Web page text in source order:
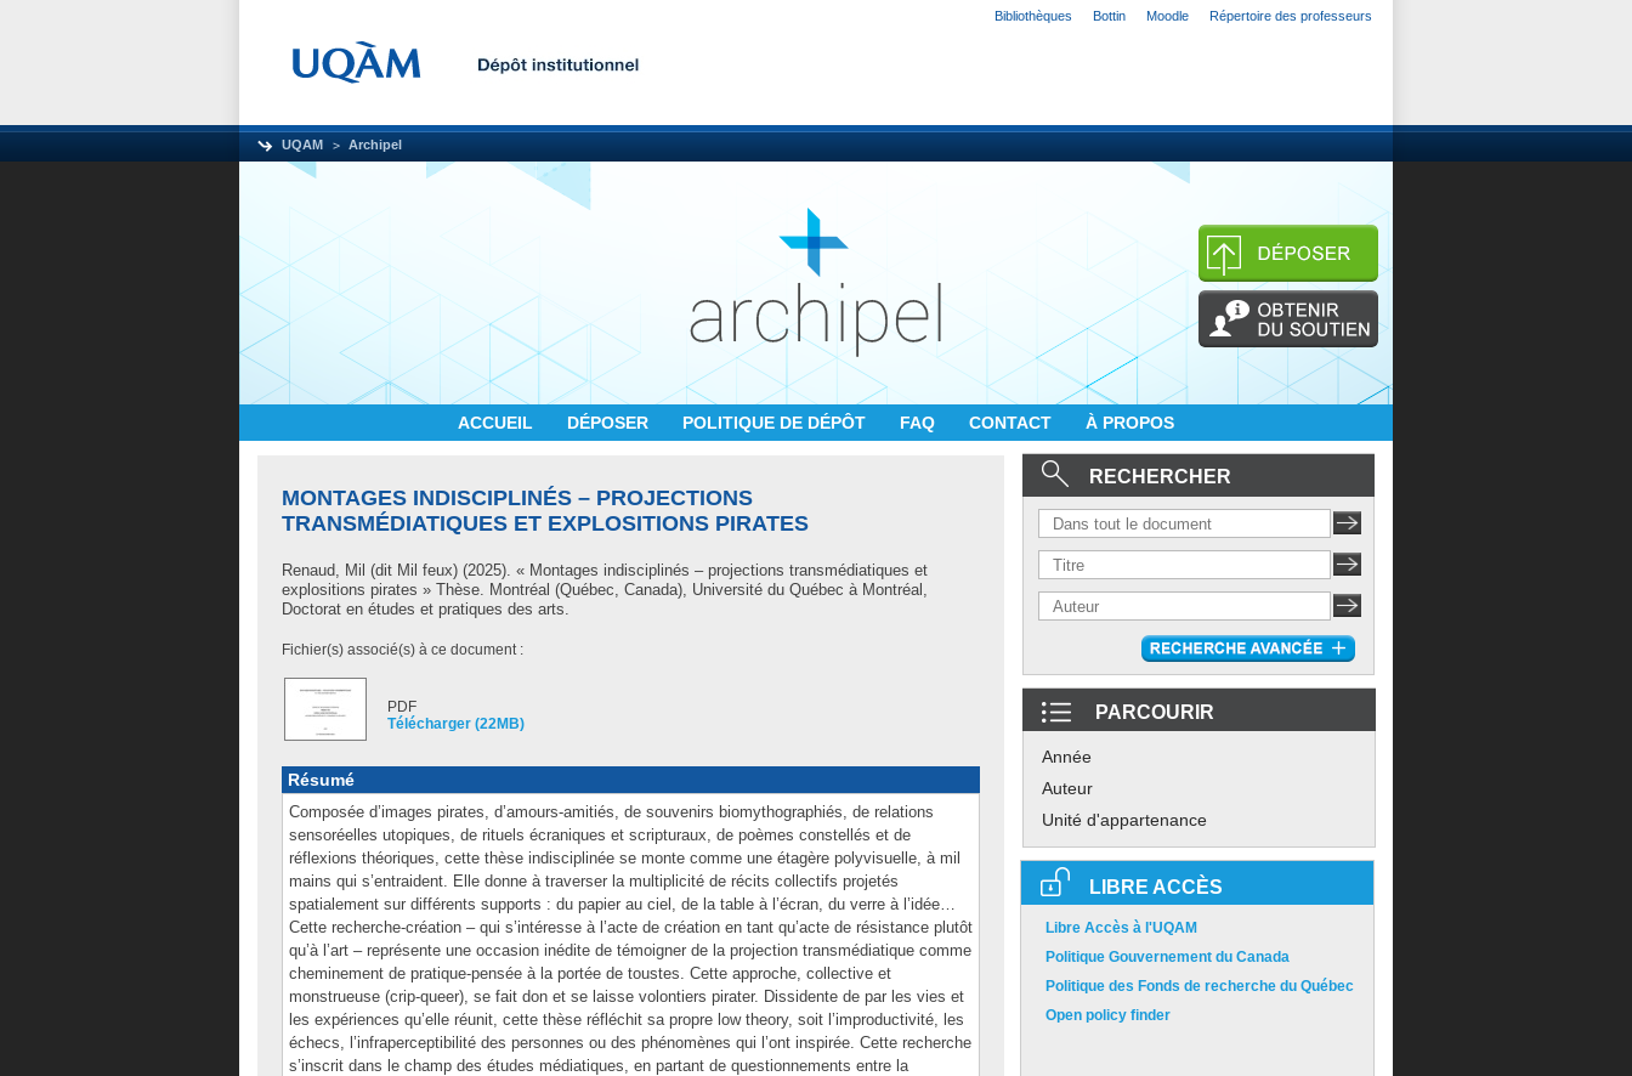
Bibliothèques Bottin Moodle Répertoire des professeurs
UQAM Archipel
ACCUEIL DÉPOSER POLITIQUE DE DÉPÔT FAQ CONTACT À PROPOS
MONTAGES INDISCIPLINÉS – PROJECTIONS
TRANSMÉDIATIQUES ET EXPLOSITIONS PIRATES
Renaud, Mil (dit Mil feux) (2025). « Montages indisciplinés – projections transmédiatiques et
explositions pirates » Thèse. Montréal (Québec, Canada), Université du Québec à Montréal,
Doctorat en études et pratiques des arts.
Fichier(s) associé(s) à ce document :
PDF
Télécharger (22MB)
Résumé
Composée d’images pirates, d’amours-amitiés, de souvenirs biomythographiés, de relations
sensoréelles utopiques, de rituels écraniques et scripturaux, de poèmes constellés et de
réflexions théoriques, cette thèse indisciplinée se monte comme une étagère polyvisuelle, à mil
mains qui s’entraident. Elle donne à traverser la multiplicité de récits collectifs projetés
spatialement sur différents supports : du papier au ciel, de la table à l’écran, du verre à l’idée…
Cette recherche-création – qui s’intéresse à l’acte de création en tant qu’acte de résistance plutôt
qu’à l’art – représente une occasion inédite de témoigner de la projection transmédiatique comme
cheminement de pratique-pensée à la portée de toustes. Cette approche, collective et
monstrueuse (crip-queer), se fait don et se laisse volontiers pirater. Dissidente de par les vies et
les expériences qu’elle réunit, cette thèse réfléchit sa propre low theory, soit l’improductivité, les
échecs, l’infraperceptibilité des personnes ou des phénomènes qui l’ont inspirée. Cette recherche
s’inscrit dans le champ des études médiatiques, en partant de questionnements entre la
RECHERCHER
PARCOURIR
Année
Auteur
Unité d'appartenance
LIBRE ACCÈS
Libre Accès à l'UQAM
Politique Gouvernement du Canada
Politique des Fonds de recherche du Québec
Open policy finder